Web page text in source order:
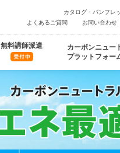
カタログ・パンフレ
よくあるご質問
お問い合わせ
無料講師派遣
カーボンニュー
プラットフォー